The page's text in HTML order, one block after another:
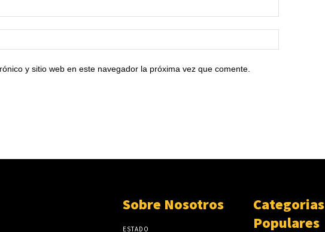
y sitio web en este navegador la próxima vez que comente.
Sobre Nosotros
ESTADO
Categorias
Populares